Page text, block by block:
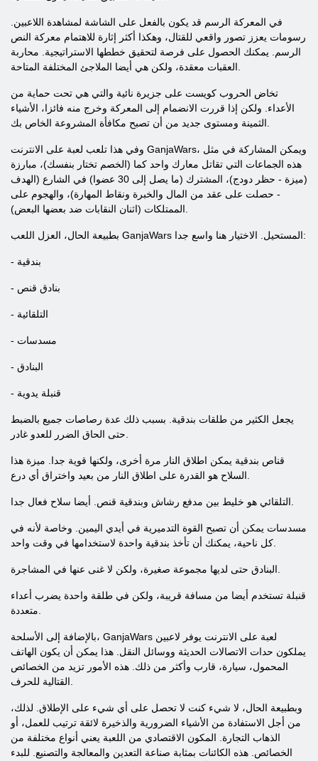
في المعركة الرسم قد يكون بالفعل على الشاشة لمشاهدة اللاعبين.
رسومات يعزز تصور واقعي للقتال، وهكذا أكثر إثارة للاهتمام معركة النص
الرسم. يمكنك الحصول على فرصة لتحقيق خططها الاستراتيجية. محاربة
تخاض الحروب كويست على جزيرة نائية والتي هي تحت حماية من
الأعداء. ولكن إذا قررت الانضمام إلى المعركة وخرج منه فائزا، الأشياء
وفي هذا تلعب لعبة على الانترنت GanjaWars، ويمكن المشاركة في مثل
هذه الجماعات التي تقاتل معارك واحد كما (الخصم تختار بنفسك)، مبارزة
(ميزة - حظر دودج)، المشترك (ما يصل إلى 30 عضوا) في الشارع (الهدف
- حصلت على عقد من المال والخبرة ونقاط المهارة)، والهجوم على
بطبيعة الحال، العزل اللعب GanjaWars المستحيل. الاختيار هنا واسع جدا:
- بندقية
- بنادق قنص
- التلقائية
- مسدسات
- البنادق
- قنبلة يدوية
يجعل الكثير من طلقات بندقية. بسبب ذلك عدة رصاصات جميع بالضبط
قناص بندقية يمكن اطلاق النار مرة أخرى، ولكنها قوية جدا. ميزة هذا
مسدسات يمكن أن تصبح القوة التدميرية في أيدي اليمين. وخاصة لأنه في
قنبلة تستخدم أيضا من مسافة قريبة، ولكن في طلقة واحدة يضرب أعداء
بالإضافة إلى الأسلحة، GanjaWars لعبة على الانترنت يوفر لاعبين
يملكون حدات الاتصالات الحديثة ووسائل النقل. هذا يمكن أن يكون الهاتف
المحمول، سيارة، قارب وأكثر من ذلك. هذه الأمور تزيد من الخصائص
وبطبيعة الحال، لا شيء كنت لا تحصل على أي شيء على الإطلاق. لذلك،
من أجل الاستفادة من الأشياء الضرورية والذخيرة لائقة ترتيب للعمل، أو
الذهاب التجارة. المكون الاقتصادي من اللعبة يعني أنواع مختلفة من
الخصائص. هذه الكائنات بمثابة صناعة التعدين والمعالجة والتصنيع. للبدء